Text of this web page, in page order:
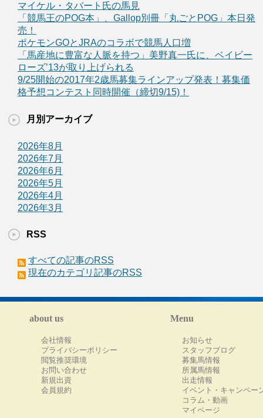
マイケル・タバート氏の馬見
「競馬王のPOG本」、Gallop別冊「丸ごとPOG」本日発
売！
ポケモンGOとJRAのコラボで競馬人口増
「馬産地に豊富な人脈を持つ」美野真一氏に、ベイビー
ローズ’13が取り上げられる
9/25開始の2017年2歳馬募集ラインアップ発表！募集価
格予想コンテスト同時開催（締切9/15)！
月別アーカイブ
2026年8月
2026年7月
2026年6月
2026年5月
2026年4月
2026年3月
RSS
すべての記事のRSS
現在のカテゴリ記事のRSS